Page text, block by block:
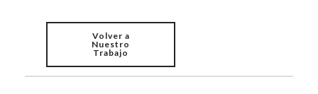
Volver a
Nuestro
Trabajo